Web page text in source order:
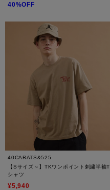
40%OFF
40CARATS&525
【Sサイズ～】TKワンポイント刺繍半袖T
シャツ
¥5,940